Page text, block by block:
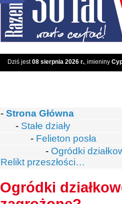
Dziś jest08 sierpnia 2026 r., imieniny
- Strona Główna
- Stałe działy
- Felieton posła
- Ogródki
Relikt przeszłości…
Ogródki